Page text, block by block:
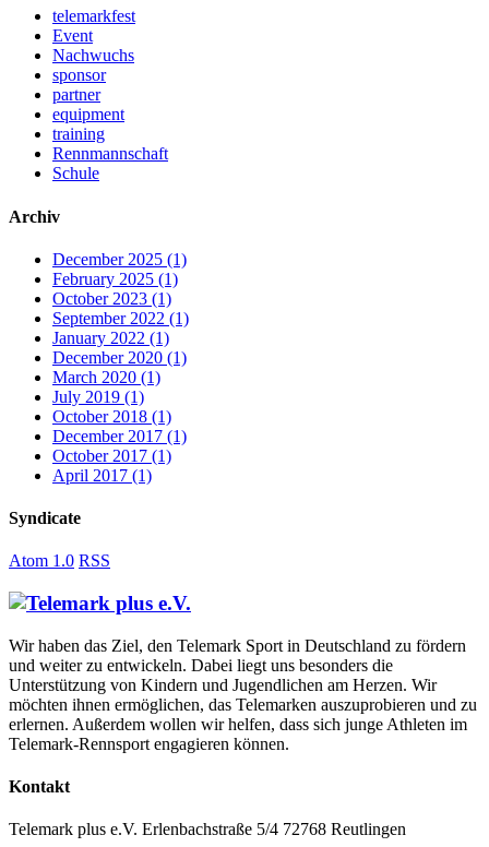
telemarkfest
Event
Nachwuchs
sponsor
partner
equipment
training
Rennmannschaft
Schule
Archiv
December 2025 (1)
February 2025 (1)
October 2023 (1)
September 2022 (1)
January 2022 (1)
December 2020 (1)
March 2020 (1)
July 2019 (1)
October 2018 (1)
December 2017 (1)
October 2017 (1)
April 2017 (1)
Syndicate
Atom 1.0 RSS
Wir haben das Ziel, den Telemark Sport in Deutschland zu fördern
und weiter zu entwickeln. Dabei liegt uns besonders die
Unterstützung von Kindern und Jugendlichen am Herzen. Wir
möchten ihnen ermöglichen, das Telemarken auszuprobieren und zu
erlernen. Außerdem wollen wir helfen, dass sich junge Athleten im
Telemark-Rennsport engagieren können.
Kontakt
Telemark plus e.V. Erlenbachstraße 5/4 72768 Reutlingen